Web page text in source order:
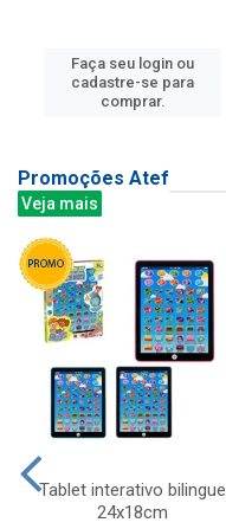
Faça seu login ou
cadastre-se para
comprar.
Promoções Atef
Veja mais
Tablet interativo bilingue
24x18cm